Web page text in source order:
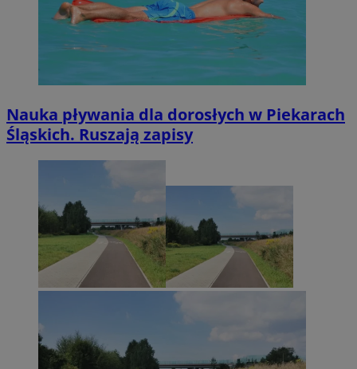
Nauka pływania dla dorosłych w Piekarach
Śląskich. Ruszają zapisy